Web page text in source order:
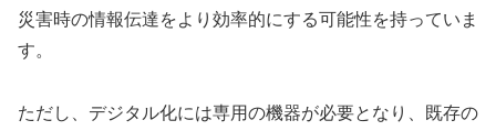
災害時の情報伝達をより効率的にする可能性を持っていま
す。
ただし、デジタル化には専用の機器が必要となり、既存の